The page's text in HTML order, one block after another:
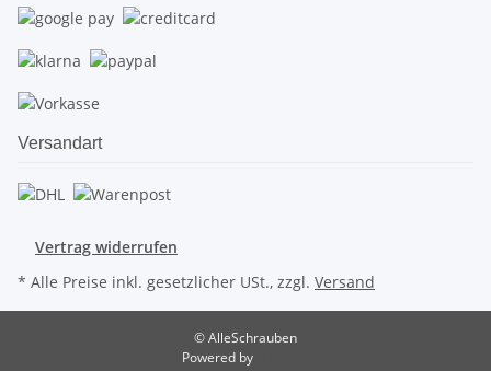
Versandart
Vertrag widerrufen
* Alle Preise inkl. gesetzlicher USt., zzgl. Versand
© AlleSchrauben
Powered by